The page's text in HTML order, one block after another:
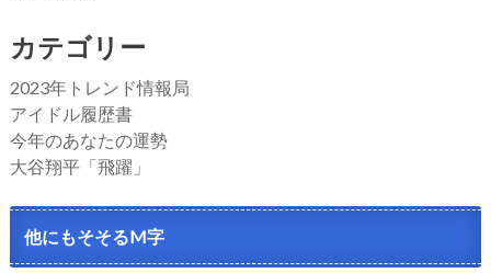
カテゴリー
2023年トレンド情報局
アイドル履歴書
今年のあなたの運勢
大谷翔平「飛躍」
他にもそそるM字